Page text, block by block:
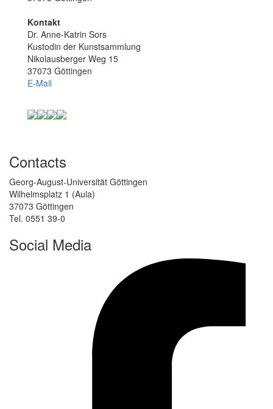
Kontakt
Dr. Anne-Katrin Sors
Kustodin der Kunstsammlung
Nikolausberger Weg 15
37073 Göttingen
E-Mail
Contacts
Georg-August-Universität Göttingen
Wilhelmsplatz 1 (Aula)
37073 Göttingen
Tel. 0551 39-0
Social Media